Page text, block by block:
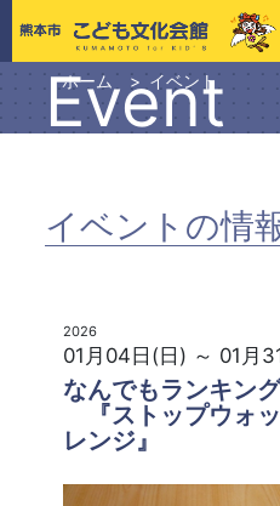
ホーム イベント
Event
イベントの情
2026
01月04日(日) ～ 01月
なんでもランキン
『ストップウォ
レンジ』